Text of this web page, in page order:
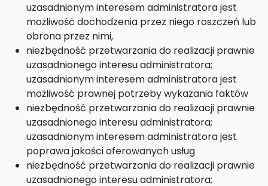
uzasadnionym interesem administratora jest
możliwość dochodzenia przez niego roszczeń lub
obrona przez nimi,
niezbędność przetwarzania do realizacji prawnie
uzasadnionego interesu administratora;
uzasadnionym interesem administratora jest
możliwość prawnej potrzeby wykazania faktów
niezbędność przetwarzania do realizacji prawnie
uzasadnionego interesu administratora;
uzasadnionym interesem administratora jest
poprawa jakości oferowanych usług
niezbędność przetwarzania do realizacji prawnie
uzasadnionego interesu administratora;